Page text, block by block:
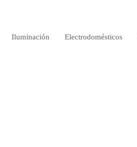
Iluminación Electrodomésticos